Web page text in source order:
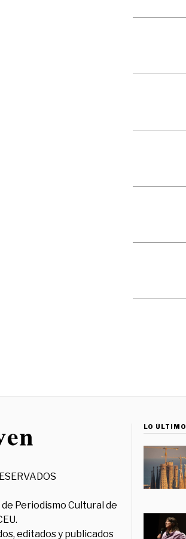
Periodismo Cultural de
editados y publicados
LO ÚLTIMO